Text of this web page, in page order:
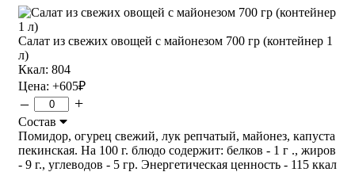
Салат из свежих овощей с майонезом 700 гр (контейнер 1
л)
Ккал: 804
Цена: +605₽
– +
Состав
Помидор, огурец свежий, лук репчатый, майонез, капуста
пекинская. На 100 г. блюдо содержит: белков - 1 г ., жиров
- 9 г., углеводов - 5 гр. Энергетическая ценность - 115 ккал